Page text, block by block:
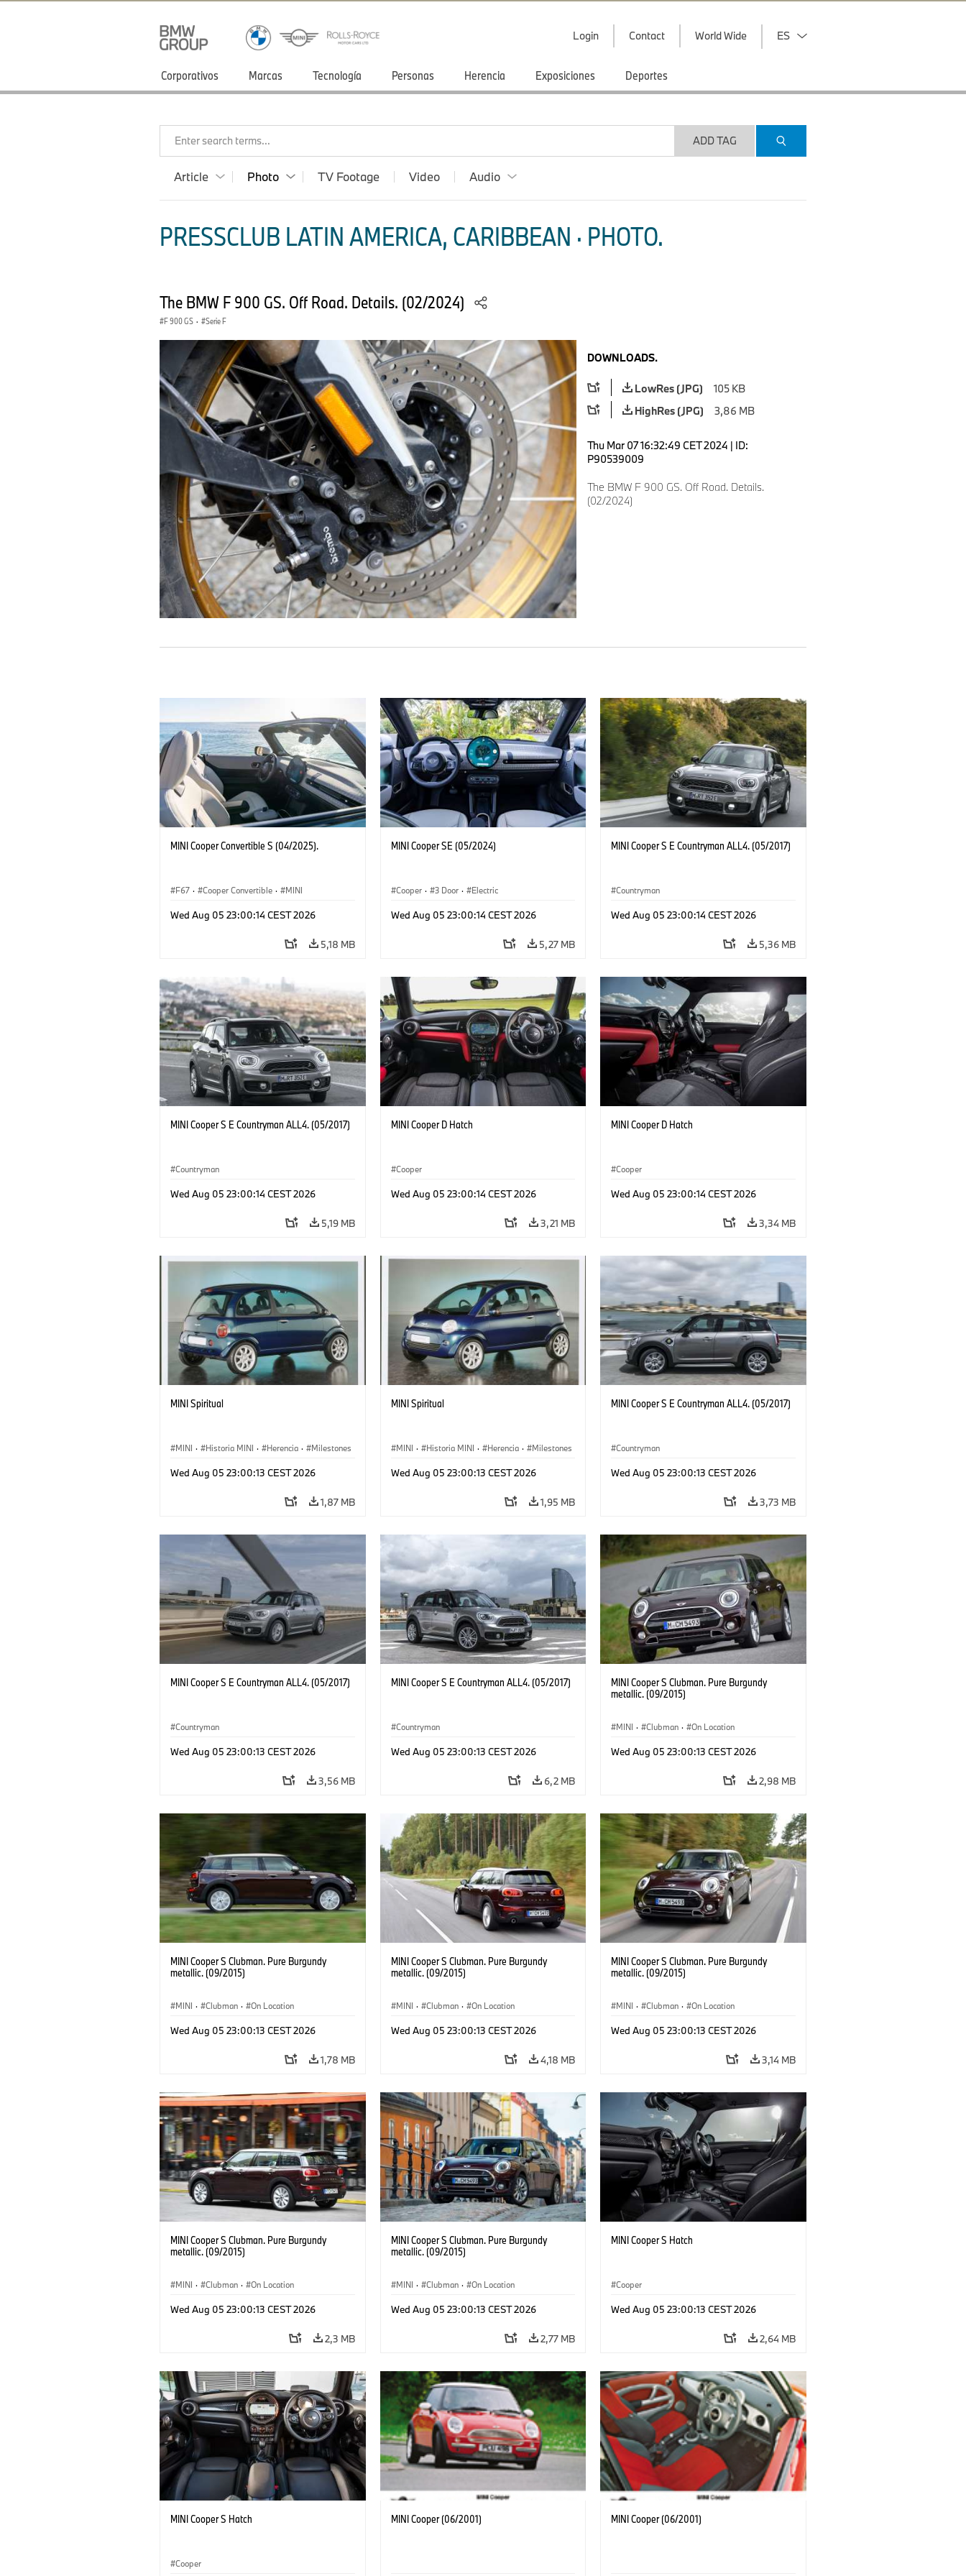
Login Contact World Wide ES
Corporativos Marcas Tecnología Personas Herencia Exposiciones Deportes
Enter search terms... ADD TAG
Article Photo TV Footage Video Audio
PRESSCLUB LATIN AMERICA, CARIBBEAN · PHOTO.
The BMW F 900 GS. Off Road. Details. (02/2024)
F 900 GS · Serie F
DOWNLOADS.
LowRes (JPG)
105 KB
HighRes (JPG)
3,86 MB
Thu Mar 07 16:32:49 CET 2024 | ID:
P90539009
The BMW F 900 GS. Off Road. Details.
(02/2024)
MINI Cooper Convertible S (04/2025).
F67 · Cooper Convertible · MINI
Wed Aug 05 23:00:14 CEST 2026
5,18 MB
MINI Cooper SE (05/2024)
Cooper · 3 Door · Electric
Wed Aug 05 23:00:14 CEST 2026
5,27 MB
MINI Cooper S E Countryman ALL4. (05/2017)
Countryman
Wed Aug 05 23:00:14 CEST 2026
5,36 MB
MINI Cooper S E Countryman ALL4. (05/2017)
Countryman
Wed Aug 05 23:00:14 CEST 2026
5,19 MB
MINI Cooper D Hatch
Cooper
Wed Aug 05 23:00:14 CEST 2026
3,21 MB
MINI Cooper D Hatch
Cooper
Wed Aug 05 23:00:14 CEST 2026
3,34 MB
MINI Spiritual
MINI · Historia MINI · Herencia · Milestones
Wed Aug 05 23:00:13 CEST 2026
1,87 MB
MINI Spiritual
MINI · Historia MINI · Herencia · Milestones
Wed Aug 05 23:00:13 CEST 2026
1,95 MB
MINI Cooper S E Countryman ALL4. (05/2017)
Countryman
Wed Aug 05 23:00:13 CEST 2026
3,73 MB
MINI Cooper S E Countryman ALL4. (05/2017)
Countryman
Wed Aug 05 23:00:13 CEST 2026
3,56 MB
MINI Cooper S E Countryman ALL4. (05/2017)
Countryman
Wed Aug 05 23:00:13 CEST 2026
6,2 MB
MINI Cooper S Clubman. Pure Burgundy
metallic. (09/2015)
MINI · Clubman · On Location
Wed Aug 05 23:00:13 CEST 2026
2,98 MB
MINI Cooper S Clubman. Pure Burgundy
metallic. (09/2015)
MINI · Clubman · On Location
Wed Aug 05 23:00:13 CEST 2026
1,78 MB
MINI Cooper S Clubman. Pure Burgundy
metallic. (09/2015)
MINI · Clubman · On Location
Wed Aug 05 23:00:13 CEST 2026
4,18 MB
MINI Cooper S Clubman. Pure Burgundy
metallic. (09/2015)
MINI · Clubman · On Location
Wed Aug 05 23:00:13 CEST 2026
3,14 MB
MINI Cooper S Clubman. Pure Burgundy
metallic. (09/2015)
MINI · Clubman · On Location
Wed Aug 05 23:00:13 CEST 2026
2,3 MB
MINI Cooper S Clubman. Pure Burgundy
metallic. (09/2015)
MINI · Clubman · On Location
Wed Aug 05 23:00:13 CEST 2026
2,77 MB
MINI Cooper S Hatch
Cooper
Wed Aug 05 23:00:13 CEST 2026
2,64 MB
MINI Cooper S Hatch
Cooper
MINI Cooper (06/2001) MINI Cooper (06/2001)